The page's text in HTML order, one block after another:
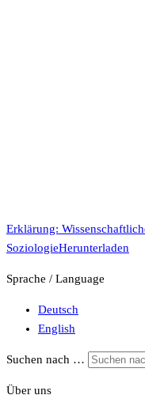
Erklärung:
SoziologieHerunterladen
Sprache / Language
Deutsch
English
Suchen nach …
Über uns